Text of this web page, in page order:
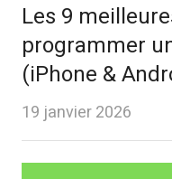
Les 9
programmer
(iPhone &
19 janvier 2026